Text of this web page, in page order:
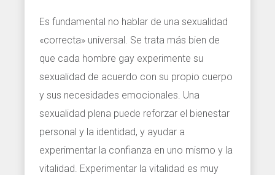
Es fundamental no hablar de una sexualidad
«correcta» universal. Se trata más bien de
que cada hombre gay experimente su
sexualidad de acuerdo con su propio cuerpo
y sus necesidades emocionales. Una
sexualidad plena puede reforzar el bienestar
personal y la identidad, y ayudar a
experimentar la confianza en uno mismo y la
vitalidad. Experimentar la vitalidad es muy